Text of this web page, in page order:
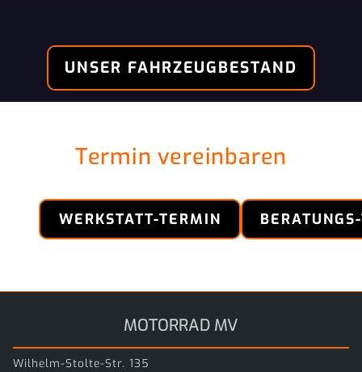
UNSER FAHRZEUGBESTAND
Termin vereinbaren
WERKSTATT-TERMIN
MOTORRAD MV
Wilhelm-Stolte-Str. 135